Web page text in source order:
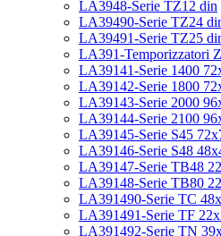
LA3948-Serie TZ12 din
LA39490-Serie TZ24
LA39491-Serie TZ25
LA391-Temporizzatori
LA39141-Serie 1400
LA39142-Serie 1800
LA39143-Serie 2000
LA39144-Serie 2100
LA39145-Serie S45
LA39146-Serie S48
LA39147-Serie TB48
LA39148-Serie TB80
LA391490-Serie TC
LA391491-Serie TF
LA391492-Serie TN